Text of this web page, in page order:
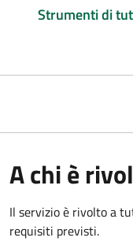
Strumenti di
A chi è
Il servizio è rivolto a
requisiti previsti.